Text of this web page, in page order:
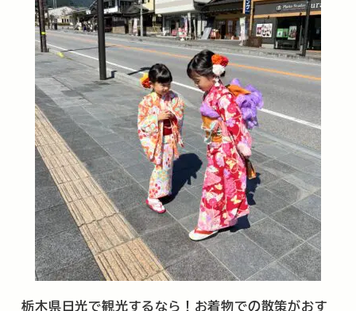
栃木県日光で観光するなら！お着物での散策がおす